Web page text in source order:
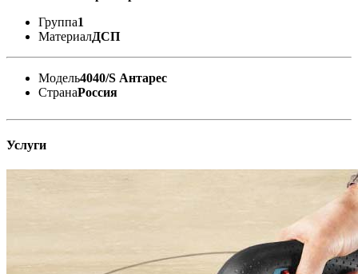
Группа1
МатериалДСП
Модель4040/S Антарес
СтранаРоссия
Услуги